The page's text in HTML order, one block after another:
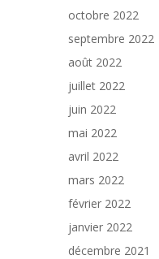
octobre 2022
septembre 2022
août 2022
juillet 2022
juin 2022
mai 2022
avril 2022
mars 2022
février 2022
janvier 2022
décembre 2021